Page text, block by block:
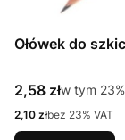
Ołówek do
Cena brutto
2,58 złw tym %s
w tym 23%
Cena netto
2,10 złbez 23% VAT